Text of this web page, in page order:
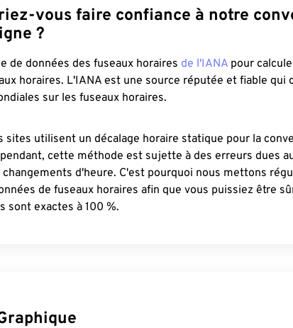
vous faire confiance à notre
?
de données des fuseaux horaires de l'IANA pour
horaires. L'IANA est une source réputée et fiable qui
sur les fuseaux horaires.
sites utilisent un décalage horaire statique pour la
cette méthode est sujette à des erreurs dues
d'heure. C'est pourquoi nous mettons
de fuseaux horaires afin que vous puissiez être
sont exactes à 100 %.